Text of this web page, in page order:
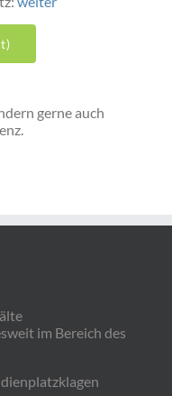
gerne auch
im Bereich des